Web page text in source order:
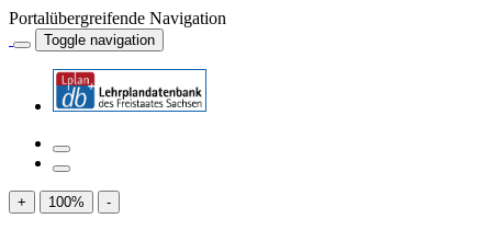
Portalübergreifende Navigation
Toggle navigation
+ 100% -